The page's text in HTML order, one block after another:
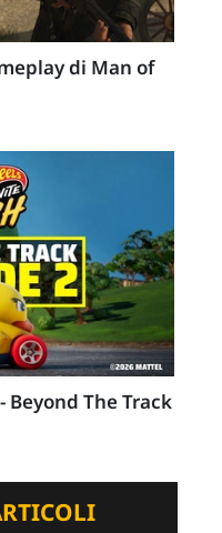
di Man of
Beyond The Track